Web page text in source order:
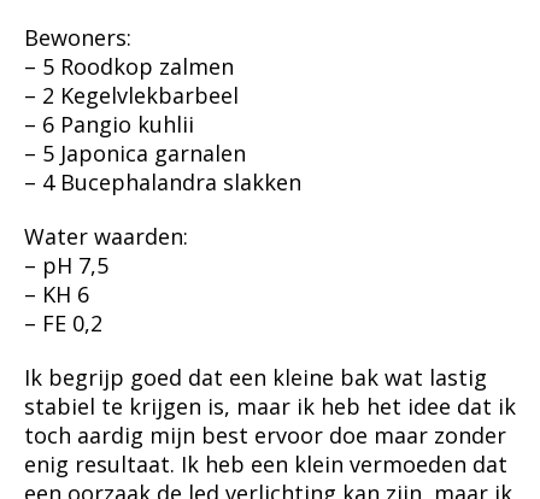
Bewoners:
– 5 Roodkop zalmen
– 2 Kegelvlekbarbeel
– 6 Pangio kuhlii
– 5 Japonica garnalen
– 4 Bucephalandra slakken
Water waarden:
– pH 7,5
– KH 6
– FE 0,2
Ik begrijp goed dat een kleine bak wat lastig
stabiel te krijgen is, maar ik heb het idee dat ik
toch aardig mijn best ervoor doe maar zonder
enig resultaat. Ik heb een klein vermoeden dat